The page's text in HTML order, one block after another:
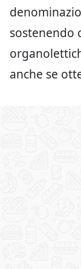
sostenendo
anche se